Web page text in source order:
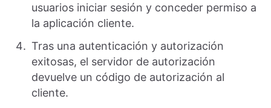
usuarios iniciar sesión y conceder permiso a
la aplicación cliente.
Tras una autenticación y autorización
exitosas, el servidor de autorización
devuelve un código de autorización al
cliente.